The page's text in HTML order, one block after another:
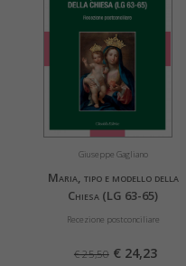
Giuseppe Gagliano
Maria, tipo e modello della
Chiesa (LG 63-65)
Recezione postconciliare
€ 25,50 € 24,23